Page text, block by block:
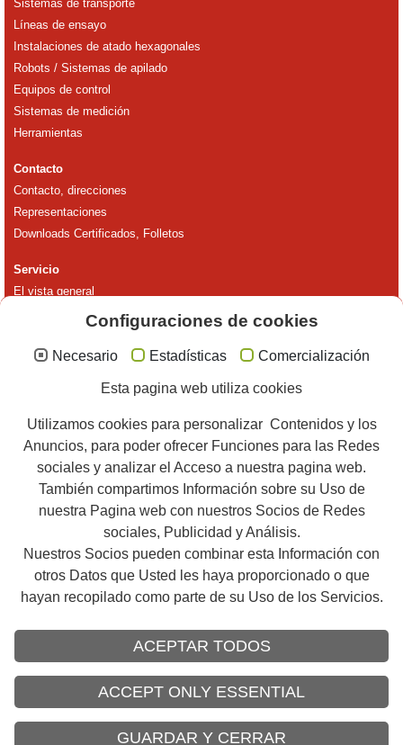
Sistemas de transporte
Líneas de ensayo
Instalaciones de atado hexagonales
Robots / Sistemas de apilado
Equipos de control
Sistemas de medición
Herramientas
Contacto
Contacto, direcciones
Representaciones
Downloads Certificados, Folletos
Servicio
El vista general
Línea de atención al cliente 24 horas
Formación
Contratos de mantenimiento
Modernización
Piezas de repuesto
Acerca de Reika
Aviso legal
Contacto
Política de Privacidad
Code of Conduct
Configuraciones de cookies
Necesario Estadísticas Comercialización
Esta pagina web utiliza cookies
Utilizamos cookies para personalizar Contenidos y los
Anuncios, para poder ofrecer Funciones para las Redes
sociales y analizar el Acceso a nuestra pagina web.
También compartimos Información sobre su Uso de
nuestra Pagina web con nuestros Socios de Redes
sociales, Publicidad y Análisis.
Nuestros Socios pueden combinar esta Información con
otros Datos que Usted les haya proporcionado o que
hayan recopilado como parte de su Uso de los Servicios.
ACEPTAR TODOS
ACCEPT ONLY ESSENTIAL
GUARDAR Y CERRAR